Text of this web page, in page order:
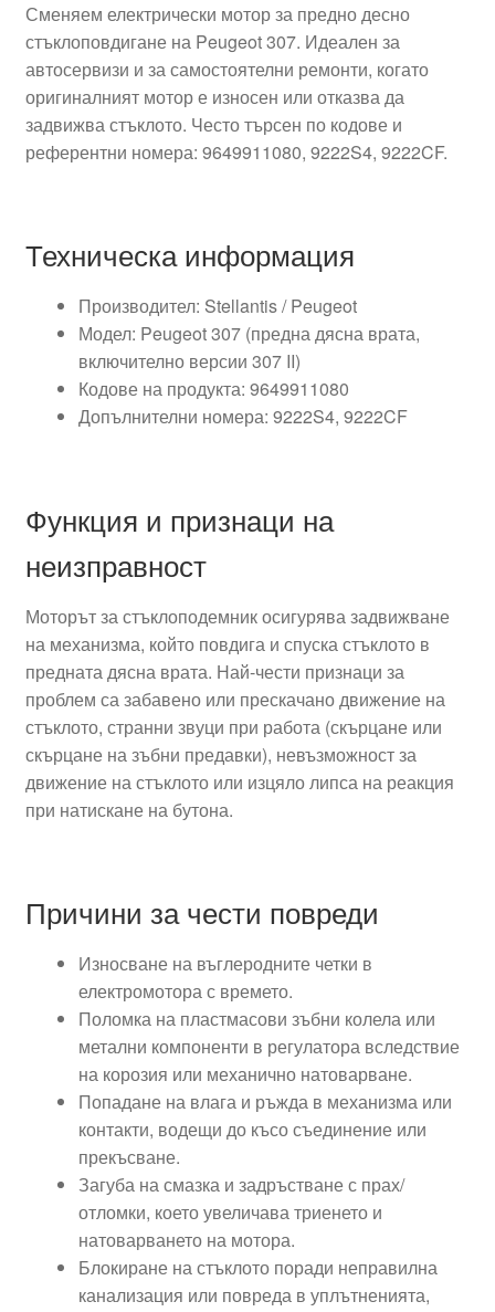
Сменяем електрически мотор за предно десно
стъклоповдигане на Peugeot 307. Идеален за
автосервизи и за самостоятелни ремонти, когато
оригиналният мотор е износен или отказва да
задвижва стъклото. Често търсен по кодове и
референтни номера: 9649911080, 9222S4, 9222CF.
Техническа информация
Производител: Stellantis / Peugeot
Модел: Peugeot 307 (предна дясна врата,
включително версии 307 II)
Кодове на продукта: 9649911080
Допълнителни номера: 9222S4, 9222CF
Функция и признаци на
неизправност
Моторът за стъклоподемник осигурява задвижване
на механизма, който повдига и спуска стъклото в
предната дясна врата. Най-чести признаци за
проблем са забавено или прескачано движение на
стъклото, странни звуци при работа (скърцане или
скърцане на зъбни предавки), невъзможност за
движение на стъклото или изцяло липса на реакция
при натискане на бутона.
Причини за чести повреди
Износване на въглеродните четки в
електромотора с времето.
Поломка на пластмасови зъбни колела или
метални компоненти в регулатора вследствие
на корозия или механично натоварване.
Попадане на влага и ръжда в механизма или
контакти, водещи до късо съединение или
прекъсване.
Загуба на смазка и задръстване с прах/
отломки, което увеличава триенето и
натоварването на мотора.
Блокиране на стъклото поради неправилна
канализация или повреда в уплътненията,